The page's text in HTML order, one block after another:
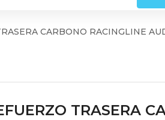
CARBONO RACINGLINE
TRASERA